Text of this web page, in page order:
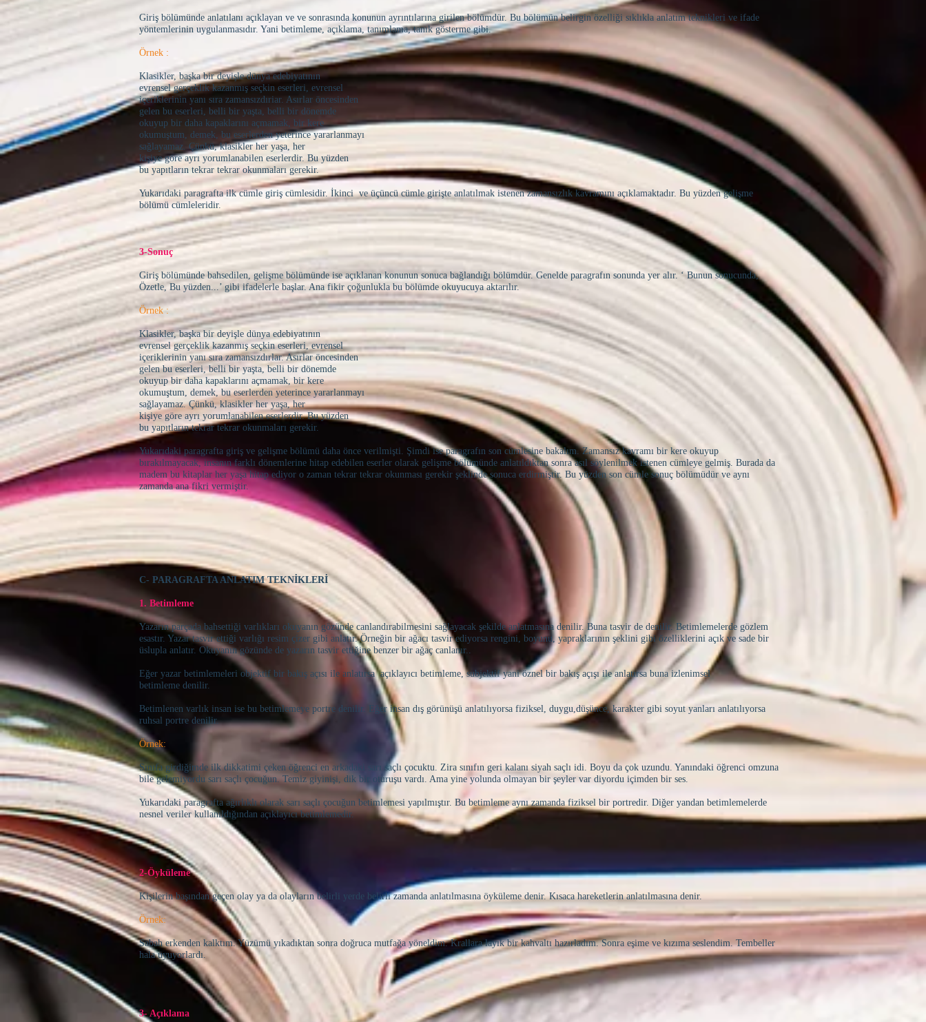
Giriş bölümünde anlatılanı açıklayan ve ve sonrasında konunun ayrıntılarına girilen bölümdür. Bu bölümün belirgin özelliği sıklıkla anlatım teknikleri ve ifade
yöntemlerinin uygulanmasıdır. Yani betimleme, açıklama, tanımlama, tanık gösterme gibi.
Örnek :
Klasikler, başka bir deyişle dünya edebiyatının
evrensel gerçeklik kazanmış seçkin eserleri, evrensel
içeriklerinin yanı sıra zamansızdıriar. Asırlar öncesinden
gelen bu eserleri, belli bir yaşta, belli bir dönemde
okuyup bir daha kapaklarını açmamak, bir kere
okumuştum, demek, bu eserlerden yeterince yararlanmayı
sağlayamaz. Çünkü, klasikler her yaşa, her
kişiye göre ayrı yorumlanabilen eserlerdir. Bu yüzden
bu yapıtların tekrar tekrar okunmaları gerekir.
Yukarıdaki paragrafta ilk cümle giriş cümlesidir. İkinci ve üçüncü cümle girişte anlatılmak istenen zamansızlık kavramını açıklamaktadır. Bu yüzden gelişme
bölümü cümleleridir.
3-Sonuç
Giriş bölümünde bahsedilen, gelişme bölümünde ise açıklanan konunun sonuca bağlandığı bölümdür. Genelde paragrafın sonunda yer alır. ‘ Bunun sonucunda,
Özetle, Bu yüzden...’ gibi ifadelerle başlar. Ana fikir çoğunlukla bu bölümde okuyucuya aktarılır.
Örnek :
Klasikler, başka bir deyişle dünya edebiyatının
evrensel gerçeklik kazanmış seçkin eserleri, evrensel
içeriklerinin yanı sıra zamansızdırlar. Asırlar öncesinden
gelen bu eserleri, belli bir yaşta, belli bir dönemde
okuyup bir daha kapaklarını açmamak, bir kere
okumuştum, demek, bu eserlerden yeterince yararlanmayı
sağlayamaz. Çünkü, klasikler her yaşa, her
kişiye göre ayrı yorumlanabilen eserlerdir. Bu yüzden
bu yapıtların tekrar tekrar okunmaları gerekir.
Yukarıdaki paragrafta giriş ve gelişme bölümü daha önce verilmişti. Şimdi ise paragrafın son cümlesine bakalım. Zamansız kavramı bir kere okuyup
bırakılmayacak, insanın farklı dönemlerine hitap edebilen eserler olarak gelişme bölümünde anlatıldıktan sonra asıl söylenilmek istenen cümleye gelmiş. Burada da
madem bu kitaplar her yaşa hitap ediyor o zaman tekrar tekrar okunması gerekir şeklinde sonuca erdirmiştir. Bu yüzden son cümle sonuç bölümüdür ve aynı
zamanda ana fikri vermiştir.
C- PARAGRAFTA ANLATIM TEKNİKLERİ
1. Betimleme
Yazarın parçada bahsettiği varlıkları okuyanın gözünde canlandırabilmesini sağlayacak şekilde anlatmasına denilir. Buna tasvir de denilir. Betimlemelerde gözlem
esastır. Yazar tasvir ettiği varlığı resim çizer gibi anlatır. Örneğin bir ağacı tasvir ediyorsa rengini, boyunu, yapraklarının şeklini gibi özelliklerini açık ve sade bir
üslupla anlatır. Okuyanın gözünde de yazarın tasvir ettiğine benzer bir ağaç canlanır..
Eğer yazar betimlemeleri objektif bir bakış açısı ile anlatırsa açıklayıcı betimleme, subjektif yani öznel bir bakış açışı ile anlatırsa buna izlenimsel
betimleme denilir.
Betimlenen varlık insan ise bu betimlemeye portre denilir. Eğer insan dış görünüşü anlatılıyorsa fiziksel, duygu,düşünce, karakter gibi soyut yanları anlatılıyorsa
ruhsal portre denilir.
Örnek:
Sınıfa girdiğimde ilk dikkatimi çeken öğrenci en arkadaki sarı saçlı çocuktu. Zira sınıfın geri kalanı siyah saçlı idi. Boyu da çok uzundu. Yanındaki öğrenci omzuna
bile gelemiyordu sarı saçlı çocuğun. Temiz giyinişi, dik bir oturuşu vardı. Ama yine yolunda olmayan bir şeyler var diyordu içimden bir ses.
Yukarıdaki paragrafta ağırlıklı olarak sarı saçlı çocuğun betimlemesi yapılmıştır. Bu betimleme aynı zamanda fiziksel bir portredir. Diğer yandan betimlemelerde
nesnel veriler kullanıldığından açıklayıcı betimlemedir.
2-Öyküleme
Kişilerin başından geçen olay ya da olayların belirli yerde belirli zamanda anlatılmasına öyküleme denir. Kısaca hareketlerin anlatılmasına denir.
Örnek:
Sabah erkenden kalktım. Yüzümü yıkadıktan sonra doğruca mutfağa yöneldim. Krallara layık bir kahvaltı hazırladım. Sonra eşime ve kızıma seslendim. Tembeller
hala uyuyorlardı.
3- Açıklama